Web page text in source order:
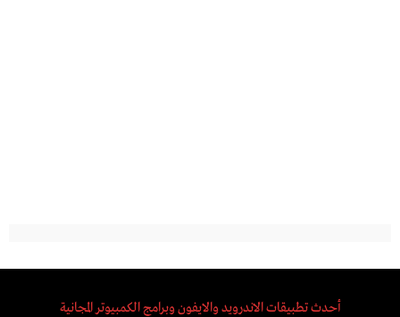
أحدث تطبيقات الاندرويد والايفون وبرامج الكمبيوتر المجانية